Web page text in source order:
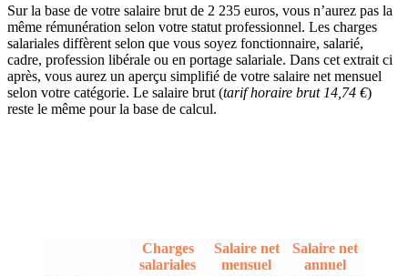
Sur la base de votre salaire brut de 2 235 euros, vous n’aurez pas la
même rémunération selon votre statut professionnel. Les charges
salariales diffèrent selon que vous soyez fonctionnaire, salarié,
cadre, profession libérale ou en portage salariale. Dans cet extrait ci
après, vous aurez un aperçu simplifié de votre salaire net mensuel
selon votre catégorie. Le salaire brut (tarif horaire brut 14,74 €)
reste le même pour la base de calcul.
Charges
salariales
Salaire net
mensuel
Salaire net
annuel